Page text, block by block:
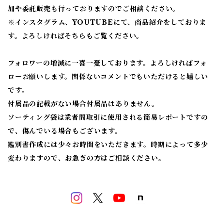
加や委託販売も行っておりますのでご相談ください。
※ インスタグラム、YOUTUBEにて、商品紹介をしておりま
す。よろしければそちらもご覧ください。
フォロワーの増減に一喜一憂しております。よろしければフォ
ローお願いします。関係ないコメントでもいただけると嬉しい
です。
付属品の記載がない場合付属品はありません。
ソーティング袋は業者間取引に使用される簡易レポートですの
で、傷んでいる場合もございます。
鑑別書作成には少々お時間をいただきます。時期によって多少
変わりますので、お急ぎの方はご相談ください。